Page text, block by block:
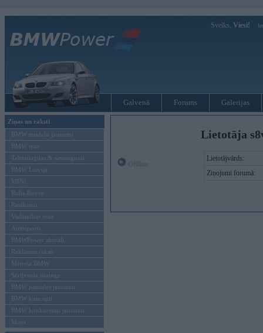
Sveiks, Viesi!
Galvenā Forums Galerijas
Ziņas un raksti
BMW modeļu jaunumi
BMW testi
Tehnoloģijas & sasniegumi
BMW Latvijā
MINI
Rolls-Royce
Pasākumi
Vadāmības tests
Autosports
BMWPower aktuāli
Reklāmas raksti
Mēneša BMW
Sērijveida tūnings
BMW pasaules jaunumi
BMW koncepti
BMW konkurentu jaunumi
Moto
Lietotāja
Lietotājvārds:
Ziņojumi forumā: